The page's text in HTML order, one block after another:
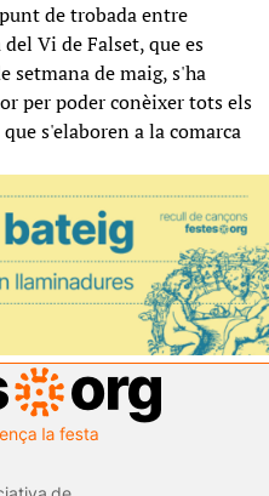
de trobada entre
Vi de Falset, que es
setmana de maig, s'ha
per poder conèixer tots els
s'elaboren a la comarca